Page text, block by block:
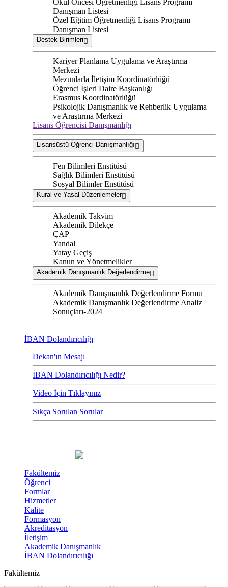
Okul Öncesi Öğretmenliği Lisans Programı
Danışman Listesi
Özel Eğitim Öğretmenliği Lisans Programı
Danışman Listesi
Destek Birimleri
Kariyer Planlama Uygulama ve Araştırma
Merkezi
Mezunlarla İletişim Koordinatörlüğü
Öğrenci İşleri Daire Başkanlığı
Erasmus Koordinatörlüğü
Psikolojik Danışmanlık ve Rehberlik Uygulama
ve Araştırma Merkezi
Lisans Öğrencisi Danışmanlığı
Lisansüstü Öğrenci Danışmanlığı
Fen Bilimleri Enstitüsü
Sağlık Bilimleri Enstitüsü
Sosyal Bilimler Enstitüsü
Kural ve Yasal Düzenlemeler
Akademik Takvim
Akademik Dilekçe
ÇAP
Yandal
Yatay Geçiş
Kanun ve Yönetmelikler
Akademik Danışmanlık Değerlendirme
Akademik Danışmanlık Değerlendirme Formu
Akademik Danışmanlık Değerlendirme Analiz
Sonuçları-2024
İBAN Dolandırıcılığı
Dekan'ın Mesajı
İBAN Dolandırıcılığı Nedir?
Video İçin Tıklayınız
Sıkça Sorulan Sorular
Fakültemiz
Öğrenci
Formlar
Hizmetler
Kalite
Formasyon
Akreditasyon
İletişim
Akademik Danışmanlık
İBAN Dolandırıcılığı
Fakültemiz